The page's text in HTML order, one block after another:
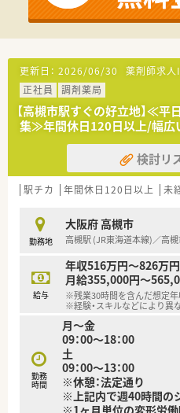
■高槻市に位置し、病院機能
医療サービスを提供してい
■「病院らしくない病院」を
■音楽療法やアロマセラピー
オアシス」を目指す法人です。
【勤務実態について】
■勤務時間は9時から18時ま
未満と極めて少ない職場です。
■月9回の休みが確保されて
替えるなどシフト調整も柔
■有給休暇の消化率は100％
合って休みを推奨する環境
更新日： 2026/06/30 薬剤師求人
正社員
調剤薬局
【高槻市駅すぐの好立地】≪
集≫年間休日120日以上/幅広
検討リ
駅チカ 年間休日120日以上 未
勤務地
大阪府 高槻市
高槻駅 (JR東海道本線)／高
給与
年収516万円～826万円
月給355,000円～
※残業30時間を含んだ想定年
※経験・スキルなどにより異
勤務
時間
月～金
09：00～18：00
土
09：00～13：00
※休憩：法定通り
※上記内で週40時間の